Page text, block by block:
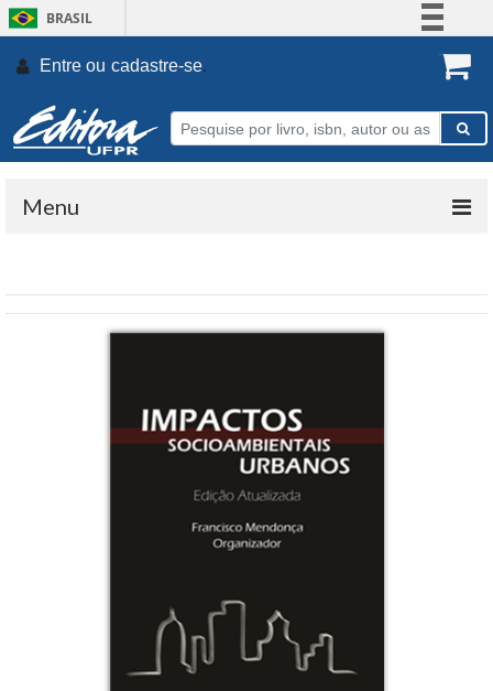
BRASIL
Participe
Entre ou cadastre-se.
Menu